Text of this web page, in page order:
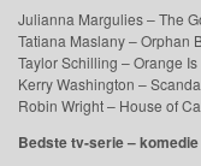
Julianna Margulies – The
Tatiana Maslany – Orphan
Taylor Schilling – Orange
Kerry Washington –
Robin Wright – House of
Bedste tv-serie – komedie